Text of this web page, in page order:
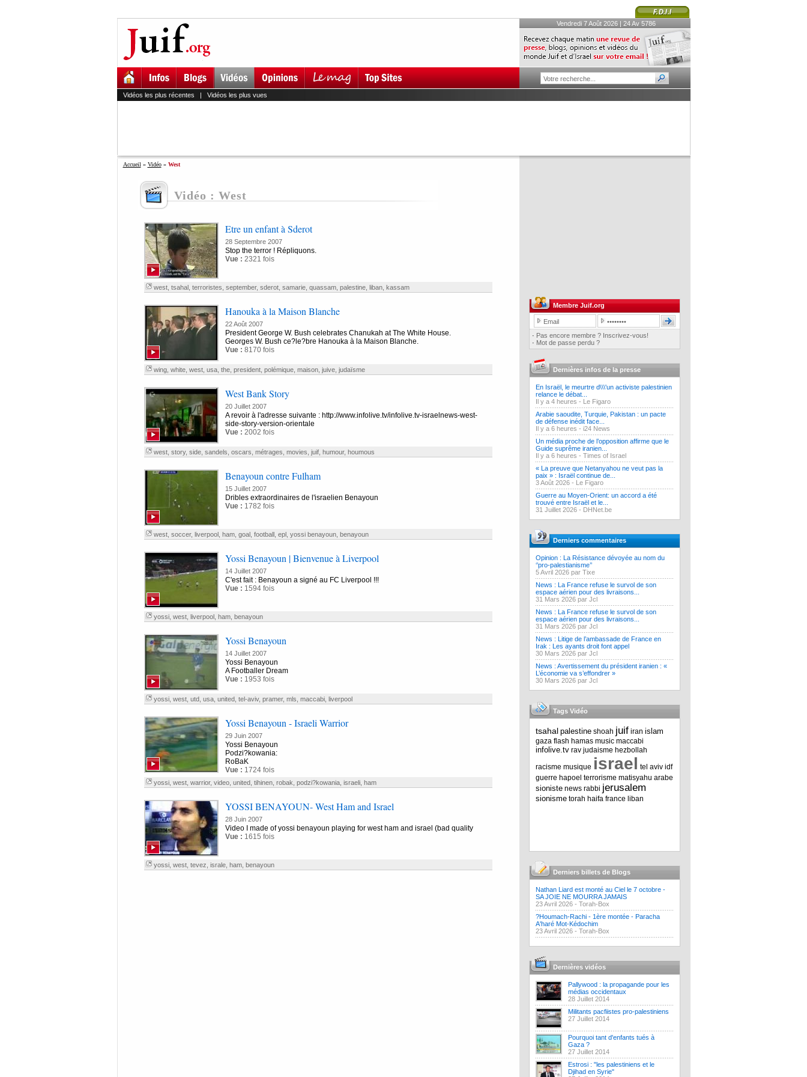
Vendredi 7 Août 2026 | 24 Av 5786
Vidéos les plus récentes | Vidéos les plus vues
Accueil » Vidéo» West
Vidéo : West
Etre un enfant à Sderot
28 Septembre 2007
Stop the terror ! Répliquons.
Vue : 2321 fois
west, tsahal, terroristes september, sderot, samarie, quassam, palestine, liban, kassam
Hanouka à la Maison Blanche
22 Août 2007
President George W. Bush celebrates Chanukah at The White House.
Georges W. Bush ce?le?bre Hanouka à la Maison Blanche.
Vue : 8170 fois
wing, white, west, usa, the, president, polémique, maison, juive, judaïsme
West Bank Story
20 Juillet 2007
A revoir à l'adresse suivante : http://www.infolive.tv/infolive.tv-israelnews-west-
side-story-version-orientale
Vue : 2002 fois
west, story, side, sandels oscars métrages movies juif, humour, houmous
Benayoun contre Fulham
15 Juillet 2007
Dribles extraordinaires de l'israelien Benayoun
Vue : 1782 fois
west, soccer, liverpool, ham, goal, football, epl, yossi benayoun, benayoun
Yossi Benayoun | Bienvenue à Liverpool
14 Juillet 2007
C'est fait : Benayoun a signé au FC Liverpool !!!
Vue : 1594 fois
yossi, west, liverpool, ham, benayoun
Yossi Benayoun
14 Juillet 2007
Yossi Benayoun
A Footballer Dream
Vue : 1953 fois
yossi, west, utd, usa, united, tel-aviv, pramer, mls maccabi, liverpool
Yossi Benayoun - Israeli Warrior
29 Juin 2007
Yossi Benayoun
Podzi?kowania:
RoBaK
Vue : 1724 fois
yossi, west, warrior, video, united, tihinen, robak podzi?kowania, israeli, ham
YOSSI BENAYOUN- West Ham and Israel
28 Juin 2007
Video I made of yossi benayoun playing for west ham and israel (bad quality
Vue : 1615 fois
yossi, west, tevez israle, ham, benayoun
Membre Juif.org
· Pas encore membre ? Inscrivez-vous!
· Mot de passe perdu ?
Dernières infos de la presse
En Israël, le meurtre d\\\'un activiste palestinien
relance le débat...
Il y a 4 heures - Le Figaro
Arabie saoudite, Turquie, Pakistan : un pacte
de défense inédit face...
Il y a 6 heures - i24 News
Un média proche de l’opposition affirme que le
Guide suprême iranien...
Il y a 6 heures - Times of Israel
« La preuve que Netanyahou ne veut pas la
paix » : Israël continue de...
3 Août 2026 - Le Figaro
Guerre au Moyen-Orient: un accord a été
trouvé entre Israël et le...
31 Juillet 2026 - DHNet.be
Derniers commentaires
Opinion : La Résistance dévoyée au nom du
‘’pro-palestianisme’’
5 Avril 2026 par Tixe
News : La France refuse le survol de son
espace aérien pour des livraisons...
31 Mars 2026 par Jcl
News : La France refuse le survol de son
espace aérien pour des livraisons...
31 Mars 2026 par Jcl
News : Litige de l’ambassade de France en
Irak : Les ayants droit font appel
30 Mars 2026 par Jcl
News : Avertissement du président iranien : «
L’économie va s’effondrer »
30 Mars 2026 par Jcl
Tags Vidéo
tsahal palestine shoah juif iran islam
gaza flash hamas music maccabi
infolive.tv rav judaisme hezbollah
racisme musique israel tel aviv idf
guerre hapoel terrorisme matisyahu arabe
sioniste news rabbi jerusalem
sionisme torah haifa france liban
Derniers billets de Blogs
Nathan Liard est monté au Ciel le 7 octobre -
SA JOIE NE MOURRA JAMAIS
23 Avril 2026 - Torah-Box
?Houmach-Rachi - 1ère montée - Paracha
A'haré Mot-Kédochim
23 Avril 2026 - Torah-Box
Dernières vidéos
Pallywood : la propagande pour les
médias occidentaux
28 Juillet 2014
Militants pacfiistes pro-palestiniens
27 Juillet 2014
Pourquoi tant d'enfants tués à
Gaza ?
27 Juillet 2014
Estrosi : "les palestiniens et le
Djihad en Syrie"